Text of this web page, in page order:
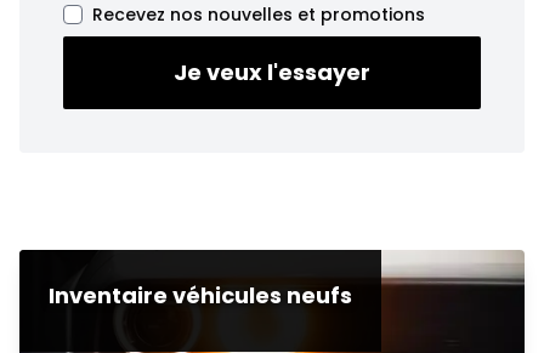
Recevez nos nouvelles et promotions
Je veux l'essayer
Inventaire véhicules neufs